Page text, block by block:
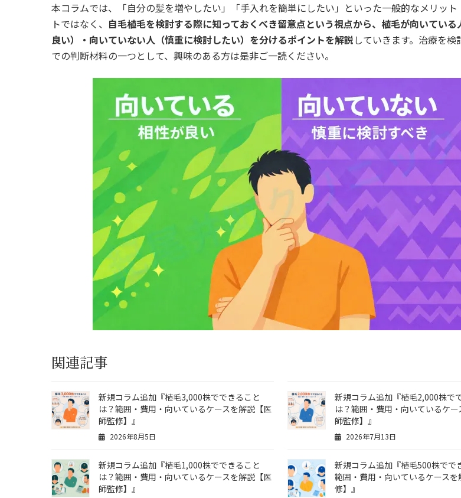
本コラムでは、「自分の髪を増やしたい」「手入れを簡単にしたい」といった一般的なメリット
トではなく、 自毛植毛を検討する際に知っておくべき留意点という視点から、植毛が向いている
良い）・向いていない人（慎重に検討したい）を分けるポイントを解説していきます。治療を検
での判断材料の一つとして、興味のある方は是非ご一読ください。
関連記事
新規コラム追加『植毛3,000株でできること
は？範囲・費用・向いているケースを解説【医
師監修】』
2026年8月5日
新規コラム追加『植毛2,000株で
は？範囲・費用・向いているケ
師監修】』
2026年7月13日
新規コラム追加『植毛1,000株でできること
は？範囲・費用・向いているケースを解説【医
師監修】』
新規コラム追加『植毛500株でで
範囲・費用・向いているケース
修】』